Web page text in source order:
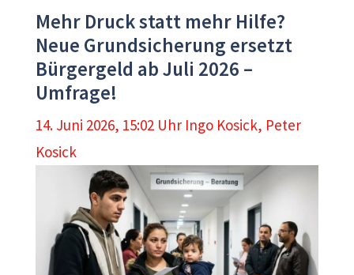
Mehr Druck statt mehr Hilfe?
Neue Grundsicherung ersetzt
Bürgergeld ab Juli 2026 –
Umfrage!
14. Juni 2026, 15:02 Uhr Ingo Kosick, Peter
Kosick